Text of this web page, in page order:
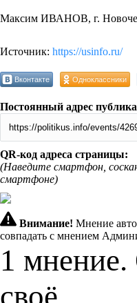
Максим ИВАНОВ, г.
Источник: https://usinfo.ru/
Вконтакте Одноклассники
Постоянный адрес
QR-код адреса страницы:
(Наведите смартфон,
смартфоне)
Внимание! Мнение
совпадать с мнением
1 мнение.
своё